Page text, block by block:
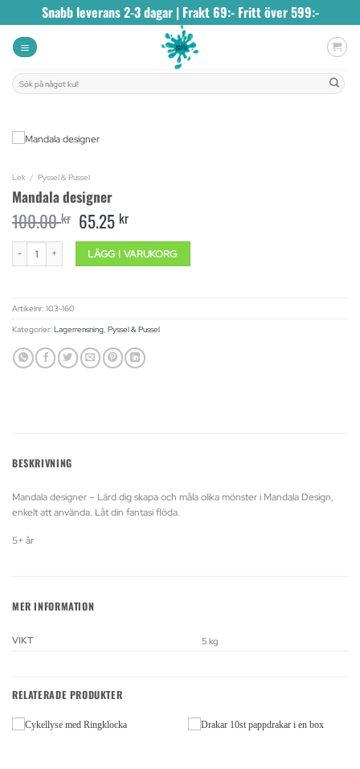
to
content
Snabb leverans 2-3 dagar | Frakt 69:- Fritt över 599:-
Sök
efter:
Lek / Pyssel & Pussel
Mandala designer
100.00kr Original
price
was:
100.00 kr.
65.25krCurrent
is:
65.25 kr.
Mandala designer mängdLÄGG I VARUKORG
Artikelnr: 103-160
Kategorier: Lagerrensning, Pyssel & Pussel
BESKRIVNING
Mandala designer – Lärd dig skapa och måla olika mönster i Mandala Design,
enkelt att använda. Låt din fantasi flöda.
5+ år
MER INFORMATION
VIKT 5 kg
RELATERADE PRODUKTER